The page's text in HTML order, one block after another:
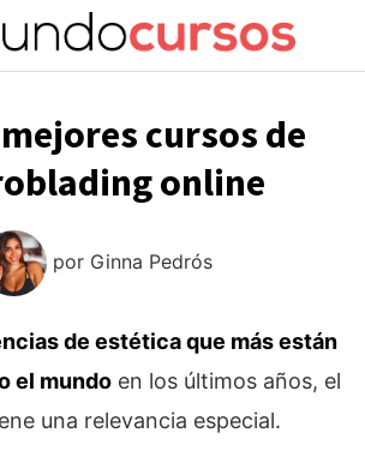
cursos de
online
por Ginna Pedrós
de estética que más están
el mundo en los últimos años, el
una relevancia especial.